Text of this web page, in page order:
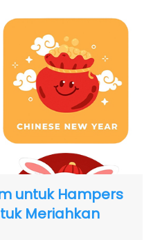
untuk Hampers
Meriahkan